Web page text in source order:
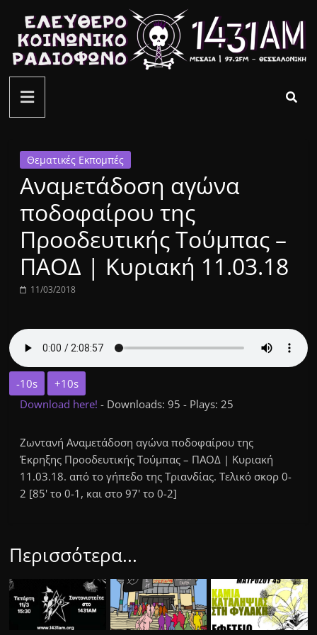
περιεχόμενο
ελεύθερο
κοινωνικό
ραδιόφωνο
1431AM
Θεματικές Εκπομπές
Αναμετάδοση αγώνα
ποδοφαίρου της
Προοδευτικής Τούμπας –
ΠΑΟΔ | Κυριακή 11.03.18
11/03/2018
-10s
+10s
Download here!- Downloads: 95 - Plays: 25
Ζωντανή Αναμετάδοση αγώνα ποδοφαίρου της
Έκρηξης Προοδευτικής Τούμπας – ΠΑΟΔ | Κυριακή
11.03.18. από το γήπεδο της Τριανδίας. Τελικό σκορ 0-
2 [85' το 0-1, και στο 97' το 0-2]
Περισσότερα...